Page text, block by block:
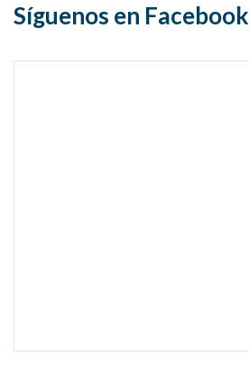
Síguenos en Facebook